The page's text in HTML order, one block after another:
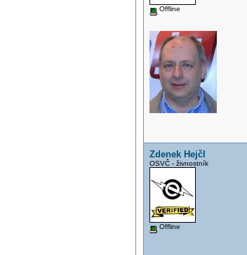
Offline
Zdenek Hejčl
OSVČ - živnostník
Offline